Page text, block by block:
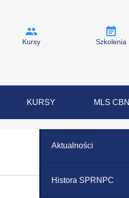
Kursy Szkolenia
KURSY MLS CBN
Aktualności
Histora SPRNPC